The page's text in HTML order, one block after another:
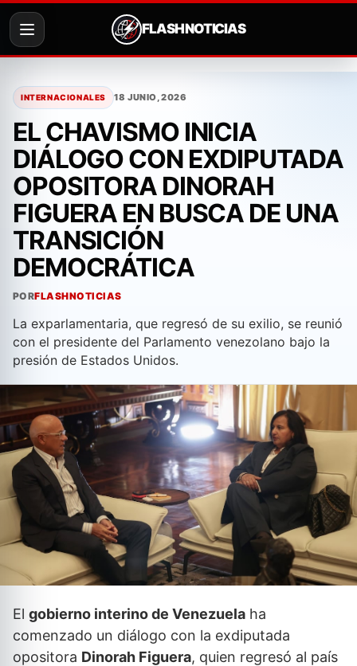
contenido
FLASH NOTICIAS
INTERNACIONALES 18 JUNIO, 2026
EL CHAVISMO INICIA
DIÁLOGO CON EXDIPUTADA
OPOSITORA DINORAH
FIGUERA EN BUSCA DE UNA
TRANSICIÓN
DEMOCRÁTICA
PORFLASHNOTICIAS
La exparlamentaria, que regresó de su exilio, se reunió
con el presidente del Parlamento venezolano bajo la
presión de Estados Unidos.
El gobierno interino de Venezuela ha
comenzado un diálogo con la exdiputada
opositora Dinorah Figuera, quien regresó al país